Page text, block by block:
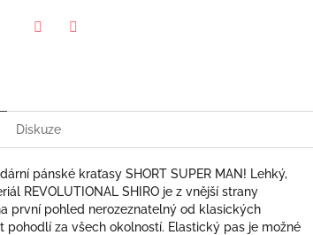
Diskuze
pánské kraťasy SHORT SUPER MAN! Lehký,
REVOLUTIONAL SHIRO je z vnější strany
první pohled nerozeznatelný od klasických
za všech okolností. Elastický pas je možné